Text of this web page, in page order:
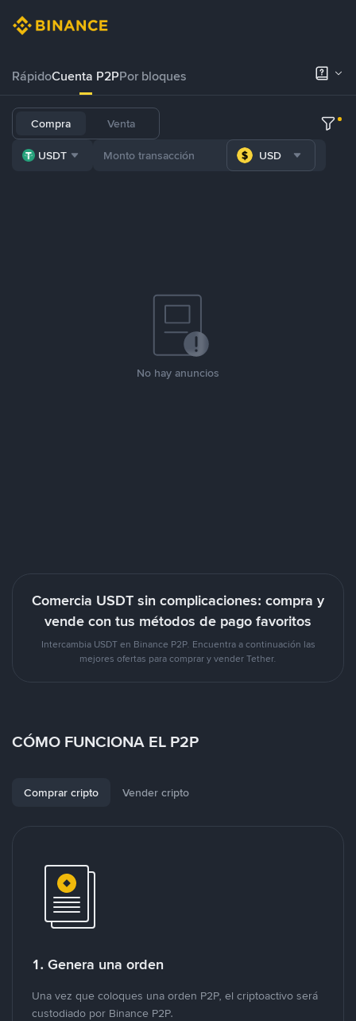
RápidoCuenta P2PPor bloques
Compra Venta
USDT USD
No hay anuncios
Comercia USDT sin complicaciones: compra y
vende con tus métodos de pago favoritos
Intercambia USDT en Binance P2P. Encuentra a continuación las
mejores ofertas para comprar y vender Tether.
CÓMO FUNCIONA EL P2P
Comprar cripto Vender cripto
1. Genera una orden
Una vez que coloques una orden P2P, el criptoactivo será
custodiado por Binance P2P.